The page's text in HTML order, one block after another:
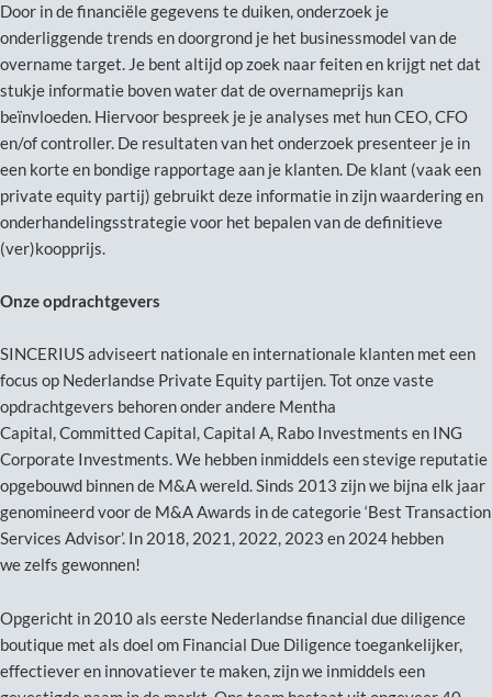
Door in de financiële gegevens te duiken, onderzoek je
onderliggende trends en doorgrond je het businessmodel van de
overname target. Je bent altijd op zoek naar feiten en krijgt net dat
stukje informatie boven water dat de overnameprijs kan
beïnvloeden. Hiervoor bespreek je je analyses met hun CEO, CFO
en/of controller. De resultaten van het onderzoek presenteer je in
een korte en bondige rapportage aan je klanten. De klant (vaak een
private equity partij) gebruikt deze informatie in zijn waardering en
onderhandelingsstrategie voor het bepalen van de definitieve
(ver)koopprijs.
Onze opdrachtgevers
SINCERIUS adviseert nationale en internationale klanten met een
focus op Nederlandse Private Equity partijen. Tot onze vaste
opdrachtgevers behoren onder andere Mentha
Capital, Committed Capital, Capital A, Rabo Investments en ING
Corporate Investments. We hebben inmiddels een stevige reputatie
opgebouwd binnen de M&A wereld. Sinds 2013 zijn we bijna elk jaar
genomineerd voor de M&A Awards in de categorie ‘Best Transaction
Services Advisor’. In 2018, 2021, 2022, 2023 en 2024 hebben
we zelfs gewonnen!
Opgericht in 2010 als eerste Nederlandse financial due diligence
boutique met als doel om Financial Due Diligence toegankelijker,
effectiever en innovatiever te maken, zijn we inmiddels een